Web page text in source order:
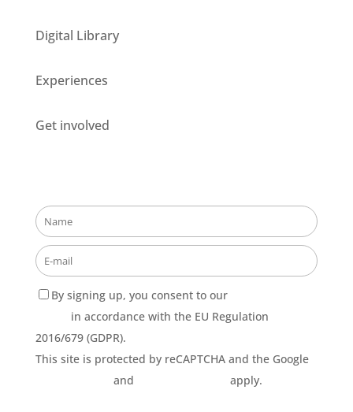
Digital Library
Experiences
Get involved
By signing up, you consent to our
in accordance with the EU Regulation
2016/679 (GDPR).
This site is protected by reCAPTCHA and the Google
and apply.